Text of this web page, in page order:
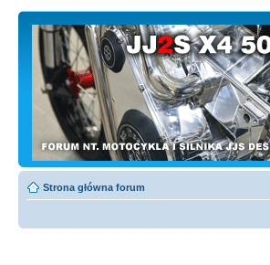
Strona główna forum